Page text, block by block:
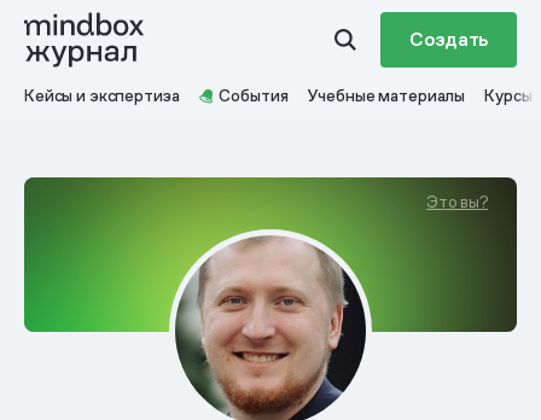
Создать
Кейсы и экспертиза События Учебные материалы Курсы
Это вы?